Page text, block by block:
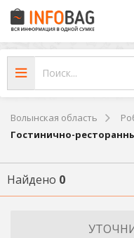
Волынская область
Гостинично-
Найдено 0